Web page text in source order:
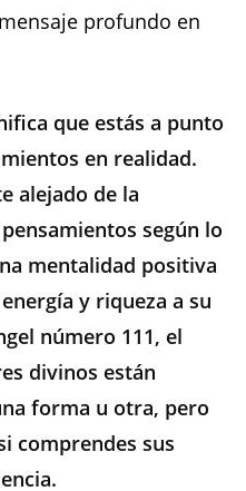
profundo en
que estás a punto
en realidad.
alejado de la
según lo
mentalidad positiva
y riqueza a su
número 111, el
divinos están
forma u otra, pero
comprendes sus